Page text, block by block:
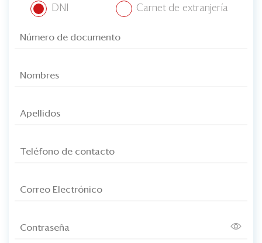
DNI Carnet de extranjería